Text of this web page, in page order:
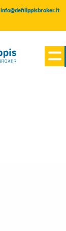
info@defilippisbroker.it